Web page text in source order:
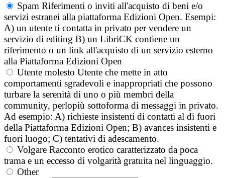
Spam Riferimenti o inviti all'acquisto di beni e/o
servizi estranei alla piattaforma Edizioni Open. Esempi:
A) un utente ti contatta in privato per vendere un
servizio di editing B) un LibriCK contiene un
riferimento o un link all'acquisto di un servizio esterno
alla Piattaforma Edizioni Open
Utente molesto Utente che mette in atto
comportamenti sgradevoli e inappropriati che possono
turbare la serenità di uno o più membri della
community, perlopiù sottoforma di messaggi in privato.
Ad esempio: A) richieste insistenti di contatti al di fuori
della Piattaforma Edizioni Open; B) avances insistenti e
fuori luogo; C) tentativi di adescamento.
Volgare Racconto erotico caratterizzato da poca
trama e un eccesso di volgarità gratuita nel linguaggio.
Other